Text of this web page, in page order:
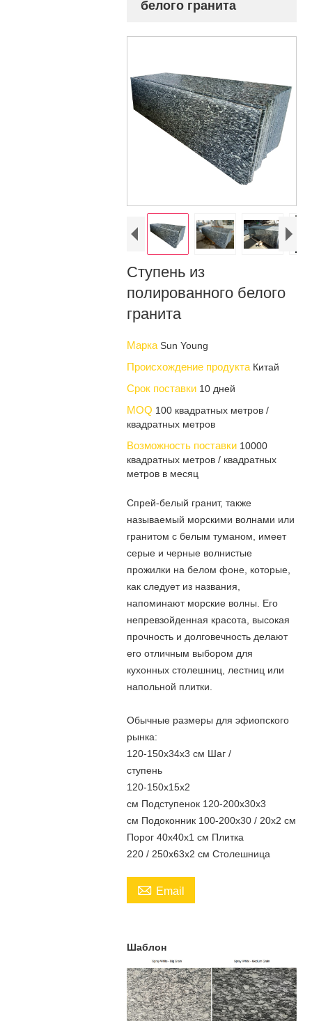
белого гранита
Ступень из
полированного белого
гранита
МаркаSun Young
Происхождение продуктаКитай
Срок поставки 10 дней
MOQ 100 квадратных метров /
квадратных метров
Возможность поставки 10000
квадратных метров / квадратных
метров в месяц
Спрей-белый гранит, также
называемый морскими волнами или
гранитом с белым туманом, имеет
серые и черные волнистые
прожилки на белом фоне, которые,
как следует из названия,
напоминают морские волны. Его
непревзойденная красота, высокая
прочность и долговечность делают
его отличным выбором для
кухонных столешниц, лестниц или
напольной плитки.
Обычные размеры для эфиопского
рынка:
120-150x34x3 см Шаг /
ступень
120-150x15x2
см Подступенок 120-200x30x3
см Подоконник 100-200x30 / 20x2 см
Порог 40x40x1 см Плитка
220 / 250x63x2 см Столешница
 Email
Шаблон